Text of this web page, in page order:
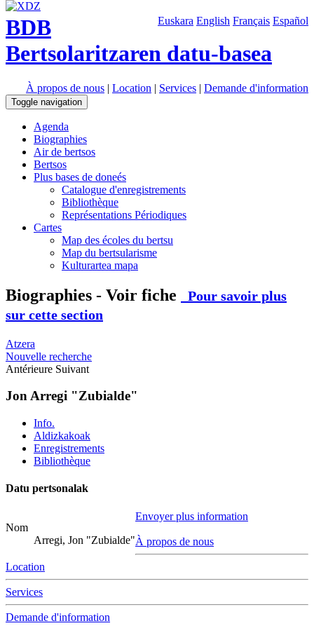
Euskara English Français Español
BDB
Bertsolaritzaren datu-basea
À propos de nous | Location | Services | Demande d'information
Toggle navigation
Agenda
Biographies
Air de bertsos
Bertsos
Plus bases de doneés
Catalogue d'enregistrements
Bibliothèque
Représentations Périodiques
Cartes
Map des écoles du bertsu
Map du bertsularisme
Kulturartea mapa
Biographies - Voir fiche
Pour savoir plus
sur cette section
Atzera
Nouvelle recherche
Antérieure Suivant
Jon Arregi "Zubialde"
Info.
Aldizkakoak
Enregistrements
Bibliothèque
Datu pertsonalak
Nom
Arregi, Jon "Zubialde"
Envoyer plus information
À propos de nous
Location
Services
Demande d'information